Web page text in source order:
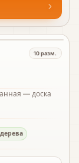
10разм.
— доска